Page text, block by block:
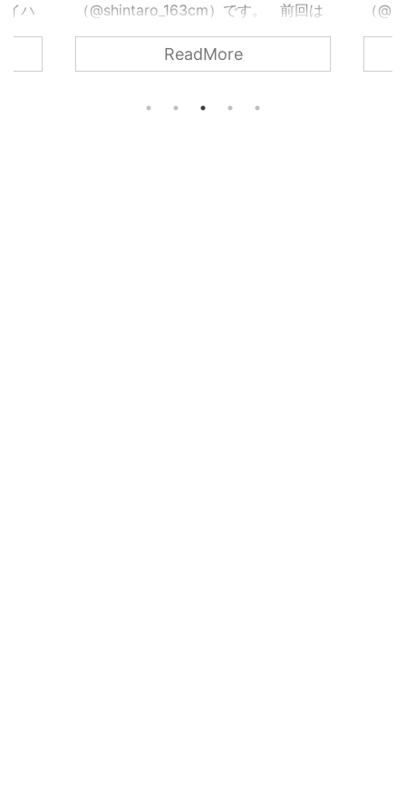
イハ
はド
ット
（@shintaro_163cm）です。 前回は
ハイハットクラッチが原因でハイハッ
トが動かなくなった時のトラブルの解
決方法を紹介しました。 関西ドラマ
ReadMore
（
事で